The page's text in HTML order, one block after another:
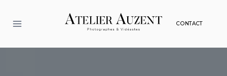
contenu
CONTACT